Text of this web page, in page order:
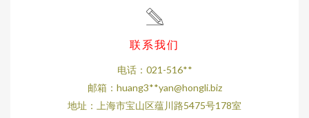
联系我们
电话：021-516**
邮箱：huang3**yan@hongli.biz
地址：上海市宝山区蕴川路5475号178室